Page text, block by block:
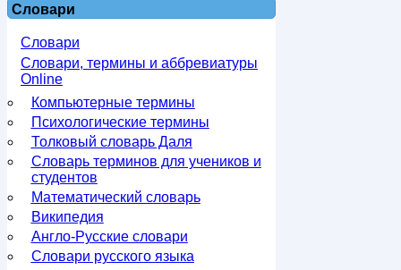
Словари
Словари
Словари, термины и аббревиатуры
Online
Компьютерные термины
Психологические термины
Толковый словарь Даля
Словарь терминов для учеников и
студентов
Математический словарь
Википедия
Англо-Русские словари
Словари русского языка